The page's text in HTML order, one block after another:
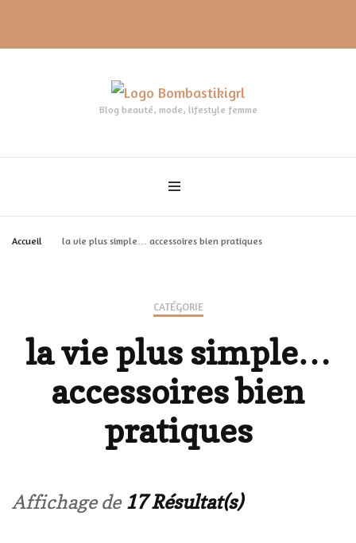
Blog beauté, mode, lifestyle femme
Accueil la vie plus simple… accessoires bien pratiques
CATÉGORIE
la vie plus simple…
accessoires bien
pratiques
Affichage de 17 Résultat(s)